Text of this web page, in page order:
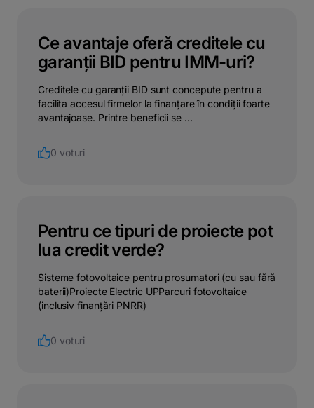
Ce avantaje oferă creditele cu
garanții BID pentru IMM-uri?
Creditele cu garanții BID sunt concepute pentru a
facilita accesul firmelor la finanțare în condiții foarte
avantajoase. Printre beneficii se ...
0 voturi
Pentru ce tipuri de proiecte pot
lua credit verde?
Sisteme fotovoltaice pentru prosumatori (cu sau fără
baterii)Proiecte Electric UPParcuri fotovoltaice
(inclusiv finanțări PNRR)
0 voturi